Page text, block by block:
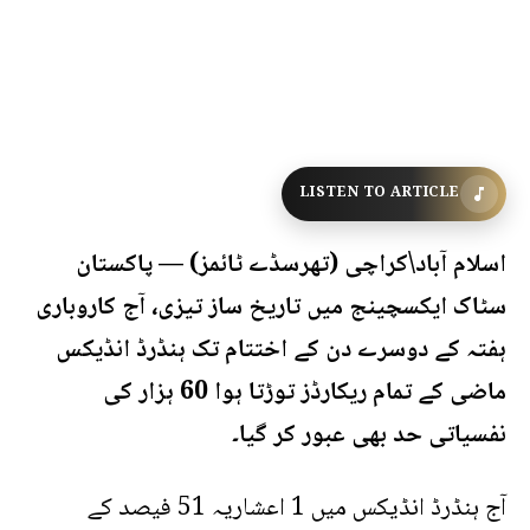
LISTEN TO ARTICLE
اسلام آباد\کراچی (تھرسڈے ٹائمز) — پاکستان
سٹاک ایکسچینج میں تاریخ ساز تیزی، آج کاروباری
ہفتہ کے دوسرے دن کے اختتام تک ہنڈرڈ انڈیکس
ماضی کے تمام ریکارڈز توڑتا ہوا 60 ہزار کی
نفسیاتی حد بھی عبور کر گیا۔
آج ہنڈرڈ انڈیکس میں 1 اعشاریہ 51 فیصد کے